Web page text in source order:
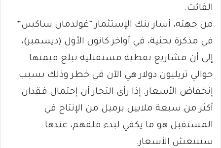
الفائت.
من جهته، أشار بنك الإستثمار “غولدمان ساكس”
في مذكرة بحثية، في أواخر كانون الأول (ديسمبر)،
إلى أن مشاريع نفطية مستقبلية تبلغ قيمتها
حوالي تريليون دولار هي الآن في خطر وذلك بسبب
إنخفاض الأسعار. إذا رأى التجار أن إحتمال فقدان
أكثر من سبعة ملايين برميل من الإنتاج في
المستقبل هو ما يكفي لبدء قلقهم، عندها
ستنتعش الأسعار.